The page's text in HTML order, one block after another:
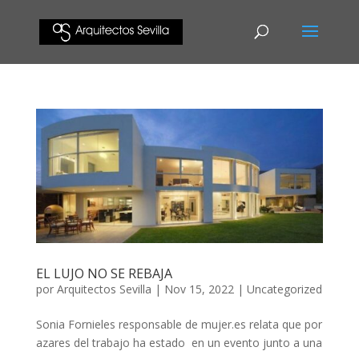
EL LUJO NO SE REBAJA
por Arquitectos Sevilla | Nov 15, 2022| Uncategorized
Sonia Fornieles responsable de mujer.es relata que por
azares del trabajo ha estado en un evento junto a una